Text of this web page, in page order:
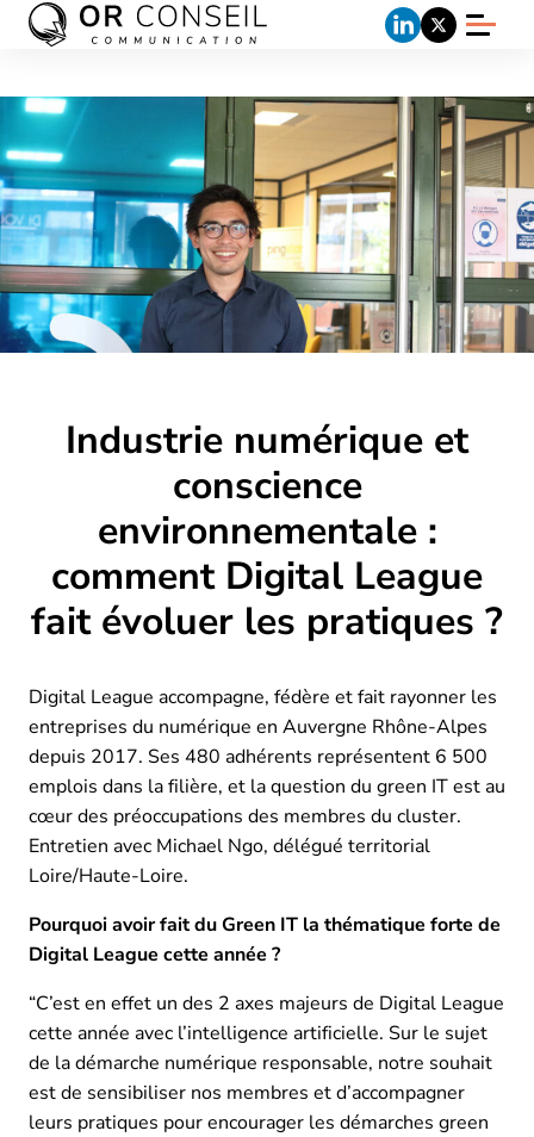
Industrie numérique et
conscience
environnementale :
comment Digital League
fait évoluer les pratiques ?
Digital League accompagne, fédère et fait rayonner les
entreprises du numérique en Auvergne Rhône-Alpes
depuis 2017. Ses 480 adhérents représentent 6 500
emplois dans la filière, et la question du green IT est au
cœur des préoccupations des membres du cluster.
Entretien avec Michael Ngo, délégué territorial
Loire/Haute-Loire.
Pourquoi avoir fait du Green IT la thématique forte de
Digital League cette année ?
“C’est en effet un des 2 axes majeurs de Digital League
cette année avec l’intelligence artificielle. Sur le sujet
de la démarche numérique responsable, notre souhait
est de sensibiliser nos membres et d’accompagner
leurs pratiques pour encourager les démarches green